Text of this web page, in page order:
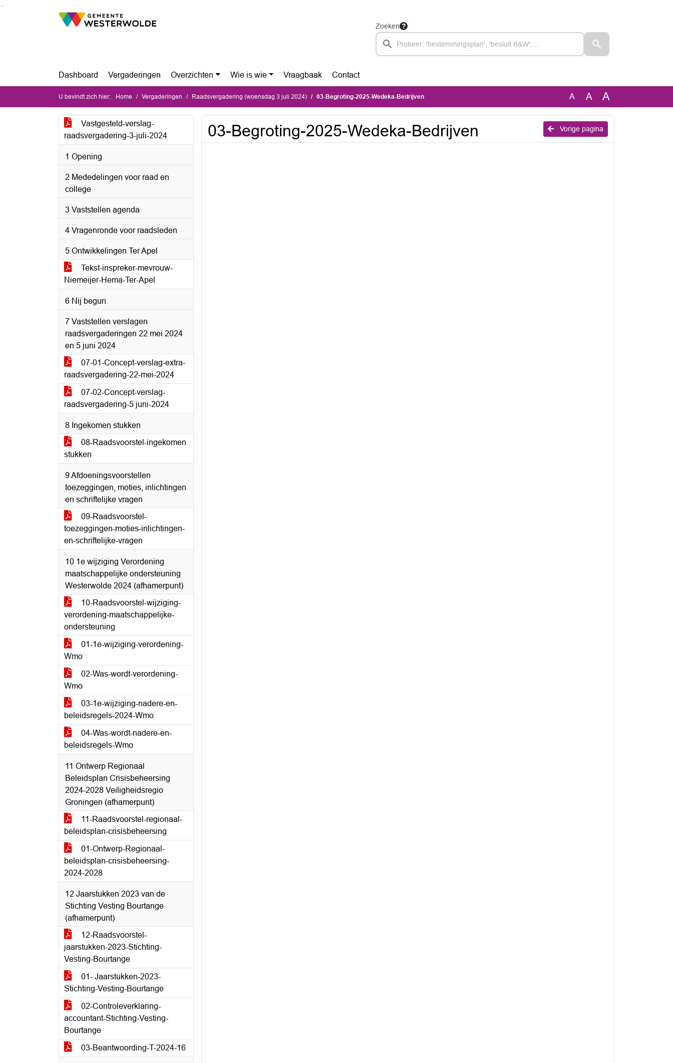
Ga naar de inhoud van deze pagina
Ga naar het zoeken
Ga naar het menu
Zoeken
Dashboard Vergaderingen Overzichten Wie is wie Vraagbaak Contact
U bevindt zich hier: Home Vergaderingen Raadsvergadering (woensdag 3 juli 2024) 03-Begroting-2025-Wedeka-Bedrijven A A A
Vastgesteld-verslag-
raadsvergadering-3-juli-2024
1 Opening
2 Mededelingen voor raad en
college
3 Vaststellen agenda
4 Vragenronde voor raadsleden
5 Ontwikkelingen Ter Apel
Tekst-inspreker-mevrouw-
Niemeijer-Hema-Ter-Apel
6 Nij begun
7 Vaststellen verslagen
raadsvergaderingen 22 mei 2024
en 5 juni 2024
07-01-Concept-verslag-extra-
raadsvergadering-22-mei-2024
07-02-Concept-verslag-
raadsvergadering-5 juni-2024
8 Ingekomen stukken
08-Raadsvoorstel-ingekomen
stukken
9 Afdoeningsvoorstellen
toezeggingen, moties, inlichtingen
en schriftelijke vragen
09-Raadsvoorstel-
toezeggingen-moties-inlichtingen-
en-schriftelijke-vragen
10 1e wijziging Verordening
maatschappelijke ondersteuning
Westerwolde 2024 (afhamerpunt)
10-Raadsvoorstel-wijziging-
verordening-maatschappelijke-
ondersteuning
01-1e-wijziging-verordening-
Wmo
02-Was-wordt-verordening-
Wmo
03-1e-wijziging-nadere-en-
beleidsregels-2024-Wmo
04-Was-wordt-nadere-en-
beleidsregels-Wmo
11 Ontwerp Regionaal
Beleidsplan Crisisbeheersing
2024-2028 Veiligheidsregio
Groningen (afhamerpunt)
11-Raadsvoorstel-regionaal-
beleidsplan-crisisbeheersing
01-Ontwerp-Regionaal-
beleidsplan-crisisbeheersing-
2024-2028
12 Jaarstukken 2023 van de
Stichting Vesting Bourtange
(afhamerpunt)
12-Raadsvoorstel-
jaarstukken-2023-Stichting-
Vesting-Bourtange
01- Jaarstukken-2023-
Stichting-Vesting-Bourtange
02-Controleverklaring-
accountant-Stichting-Vesting-
Bourtange
03-Beantwoording-T-2024-16
Vorige pagina
03-Begroting-2025-Wedeka-Bedrijven